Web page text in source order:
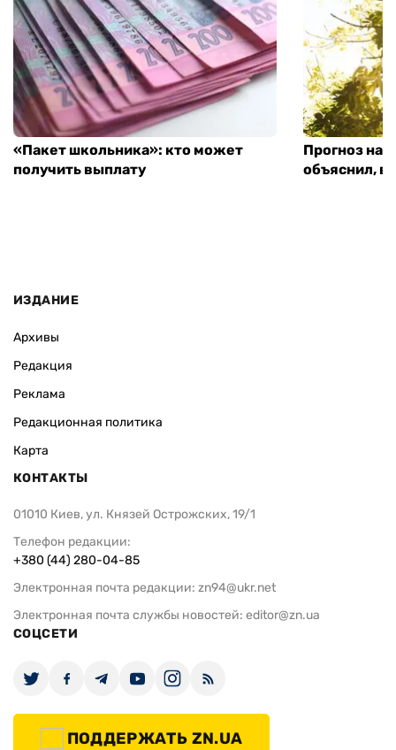
«Пакет школьника»: кто может
получить выплату
Прогноз на
объяснил,
ИЗДАНИЕ
Архивы
Редакция
Реклама
Редакционная политика
Карта
КОНТАКТЫ
01010 Киев, ул. Князей Острожских, 19/1
Телефон редакции:
+380 (44) 280-04-85
Электронная почта редакции: zn94@ukr.net
Электронная почта службы новостей: editor@zn.ua
СОЦСЕТИ
ПОДДЕРЖАТЬ ZN.UA